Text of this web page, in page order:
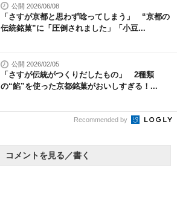
公開 2026/06/08
「さすが京都と思わず唸ってしまう」 “京都の
伝統銘菓”に「圧倒されました」「小豆...
公開 2026/02/05
「さすが伝統がつくりだしたもの」 2種類
の“餡”を使った京都銘菓がおいしすぎる！...
Recommended by
コメントを見る／書く